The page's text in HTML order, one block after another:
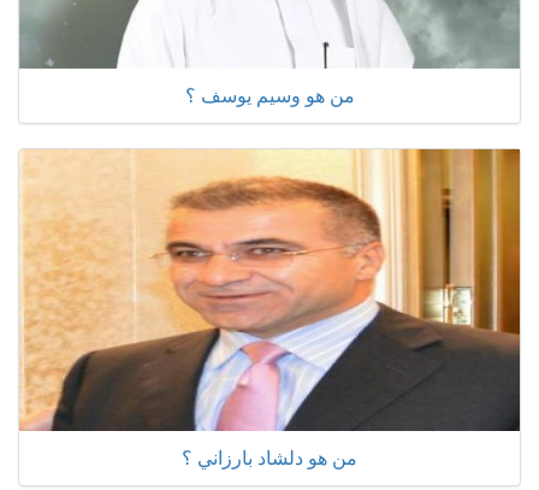
من هو وسيم يوسف ؟
من هو دلشاد بارزاني ؟